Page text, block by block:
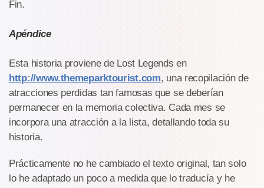
Fin.
Apéndice
Esta historia proviene de Lost Legends en
http://www.themeparktourist.com, una recopilación de
atracciones perdidas tan famosas que se deberían
permanecer en la memoria colectiva. Cada mes se
incorpora una atracción a la lista, detallando toda su
historia.
Prácticamente no he cambiado el texto original, tan solo
lo he adaptado un poco a medida que lo traducía y he